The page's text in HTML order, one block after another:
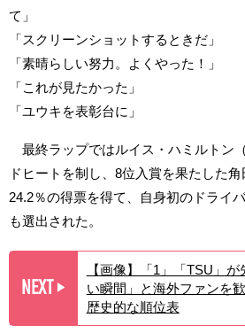
て」
「スクリーンショットするときだ」
「素晴らしい努力。よくやった！」
「これが見たかった」
「ユウキを表彰台に」
最終ラップではルイス・ハミルトン
ドヒートを制し、8位入賞を果たした
24.2％の得票を得て、自身初のドライ
も選出された。
NEXT ▶︎
【画像】「1」「TSU」
い瞬間」と海外ファンを
歴史的な順位表